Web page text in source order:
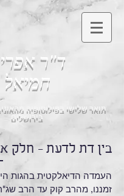
ד"ר
חמיאל
תואר שלישי בפילוסופיה
בירושלים
בין דת לדעת - חלק א
העמדה הדיאלקטית בהגות
זמננו, מהרב קוק עד הרב